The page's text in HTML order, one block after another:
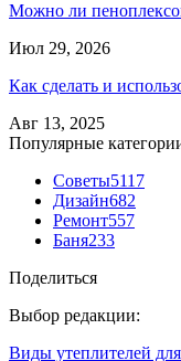
Можно ли
Июл 29, 2026
Как сделать и
Авг 13, 2025
Популярные
Советы5117
Дизайн682
Ремонт557
Баня233
Поделиться
Выбор редакции:
Виды утеплителей